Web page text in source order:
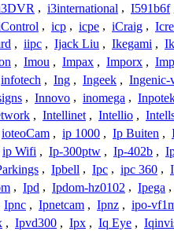
, i3international , I591b6f
, icp , icpe , iCraig ,
, iipc , Ijack Liu , Ikegami ,
, Imou , Impax , Imporx ,
infotech , Ing , Ingeek , Ingenic-
, Innovo , inomega ,
, Intellinet , Intellio ,
ioteoCam , ip 1000 , Ip Buiten ,
ip Wifi , Ip-300ptw , Ip-402b ,
, Ipbell , Ipc , ipc 360 ,
, Ipd , Ipdom-hz0102 , Ipega ,
Ipnc , Ipnetcam , Ipnz , ipo-
, Ipvd300 , Ipx , Iq Eye ,